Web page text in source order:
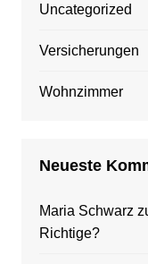
Uncategorized
Versicherungen
Wohnzimmer
Neueste
Maria Schwarz
Richtige?